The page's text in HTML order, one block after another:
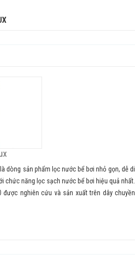
dòng sản phẩm lọc nước bể bơi nhỏ gọn, dễ di
chức năng lọc sạch nước bể bơi hiệu quả nhất.
được nghiên cứu và sản xuất trên dây chuyền